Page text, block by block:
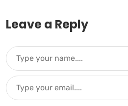
Leave a Reply